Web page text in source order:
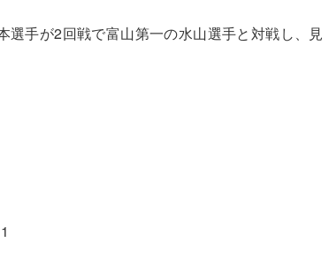
選手が2回戦で富山第一の水山選手と対戦し、見